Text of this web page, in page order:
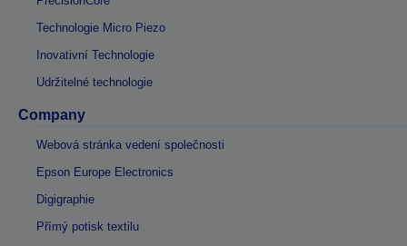
Technologie Micro Piezo
Inovativní Technologie
Udržitelné technologie
Company
Webová stránka vedení společnosti
Epson Europe Electronics
Digigraphie
Přímý potisk textilu